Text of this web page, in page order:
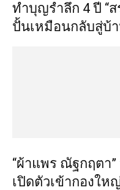
ทำบุญรำลึก 4 ปี “
ปั้นเหมือนกลับสู่บ้
“ผ้าแพร ณัฐกฤตา
เปิดตัวเข้ากองให